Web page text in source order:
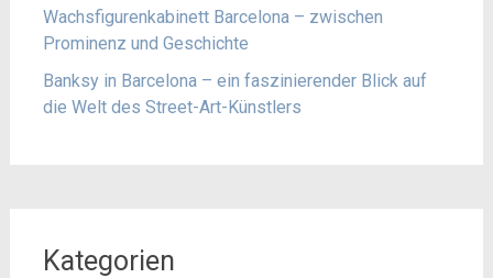
Wachsfigurenkabinett Barcelona – zwischen
Prominenz und Geschichte
Banksy in Barcelona – ein faszinierender Blick auf
die Welt des Street-Art-Künstlers
Kategorien